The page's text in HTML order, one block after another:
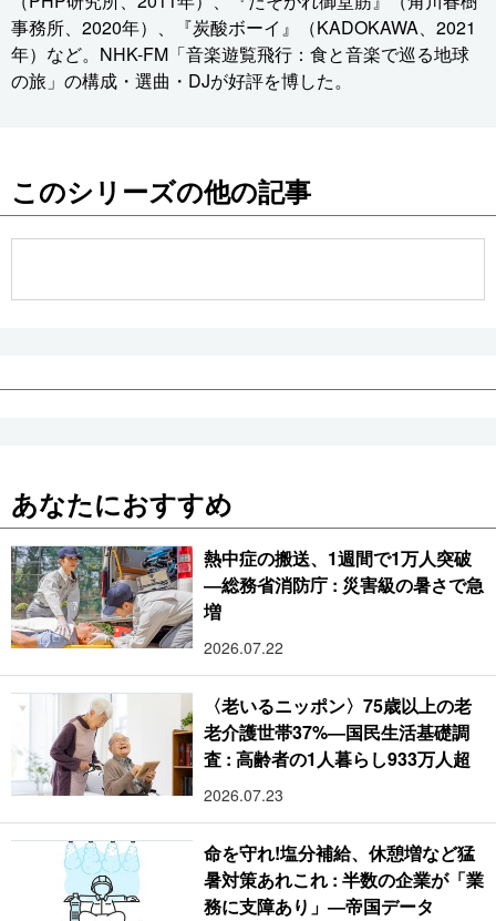
事務所、2020年）、『炭酸ボーイ』（KADOKAWA、2021
年）など。NHK-FM「音楽遊覧飛行：食と音楽で巡る地球
の旅」の構成・選曲・DJが好評を博した。
このシリーズの他の記事
あなたにおすすめ
熱中症の搬送、1週間で1万人突破
―総務省消防庁 : 災害級の暑さで急
増
2026.07.22
〈老いるニッポン〉75歳以上の老
老介護世帯37%―国民生活基礎調
査 : 高齢者の1人暮らし933万人超
2026.07.23
命を守れ!塩分補給、休憩増など猛
暑対策あれこれ : 半数の企業が「業
務に支障あり」―帝国データ